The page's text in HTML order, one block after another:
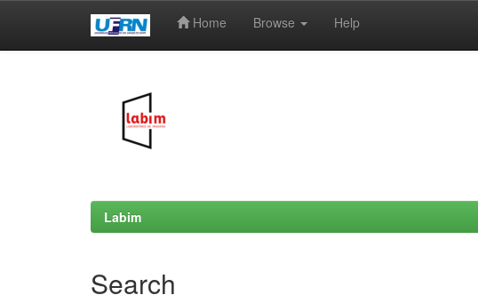
Home Browse Help
Labim
Search